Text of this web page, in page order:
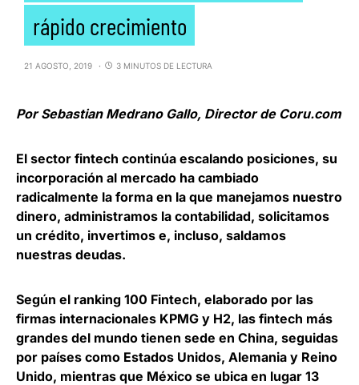
rápido crecimiento
21 AGOSTO, 2019 3 MINUTOS DE LECTURA
Por Sebastian Medrano Gallo, Director de Coru.com
El sector fintech continúa escalando posiciones, su
incorporación al mercado ha cambiado
radicalmente la forma en la que manejamos nuestro
dinero, administramos la contabilidad, solicitamos
un crédito, invertimos e, incluso, saldamos
nuestras deudas.
Según el ranking 100 Fintech, elaborado por las
firmas internacionales KPMG y H2, las fintech más
grandes del mundo tienen sede en China, seguidas
por países como Estados Unidos, Alemania y Reino
Unido, mientras que México se ubica en lugar 13